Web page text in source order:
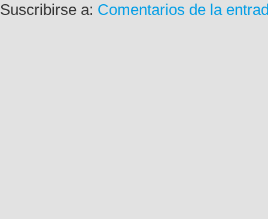
Suscribirse a: Comentarios de la